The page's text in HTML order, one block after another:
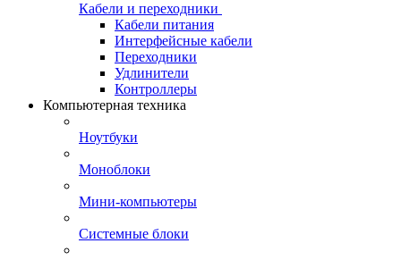
Кабели и переходники
Кабели питания
Интерфейсные кабели
Переходники
Удлинители
Контроллеры
Компьютерная техника
Ноутбуки
Моноблоки
Мини-компьютеры
Системные блоки